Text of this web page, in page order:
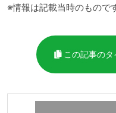
※情報は記載当時のもので
この記事のタ